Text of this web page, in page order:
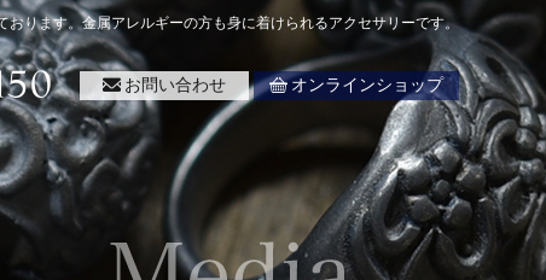
ります。金属アレルギーの方も身に着けられるアクセサリーです。
お問い合わせ オンラインショップ